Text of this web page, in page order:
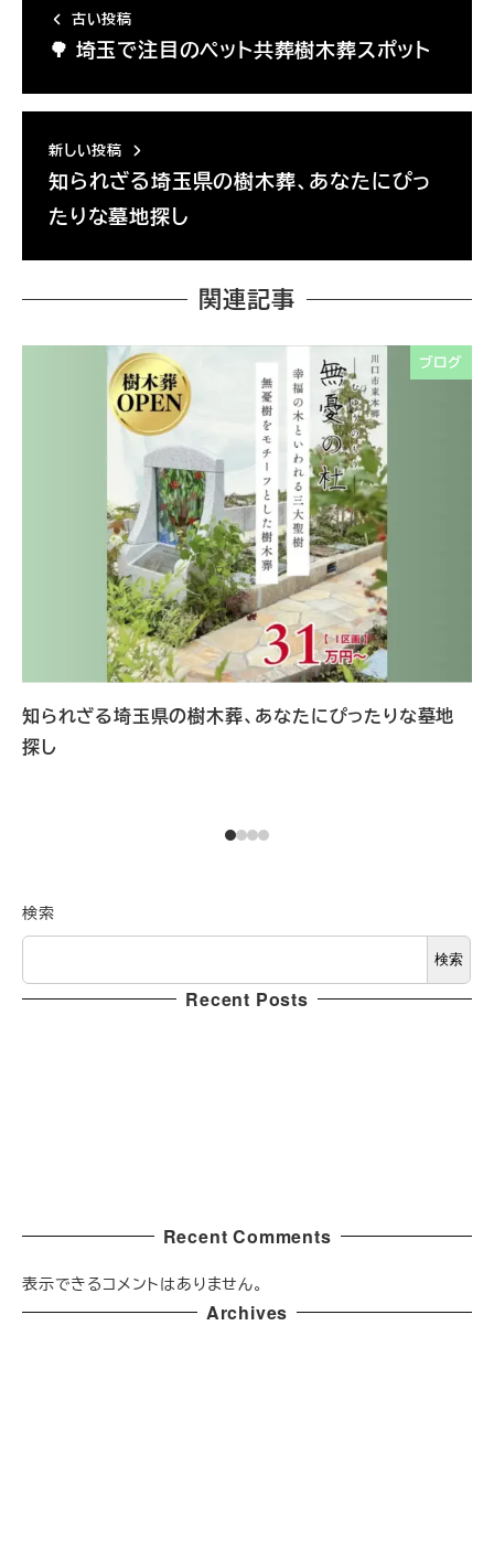
古い投稿
🌳 埼玉で注目のペット共葬樹木葬スポット
新しい投稿
知られざる埼玉県の樹木葬、あなたにぴっ
たりな墓地探し
関連記事
ブログ
知られざる埼玉県の樹木葬、あなたにぴったりな墓地
探し
検索
検索
Recent Posts
Recent Comments
表示できるコメントはありません。
Archives